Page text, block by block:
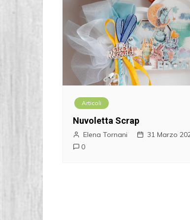
Articoli
Nuvoletta Scrap
Elena Tornani
31 Marzo
0